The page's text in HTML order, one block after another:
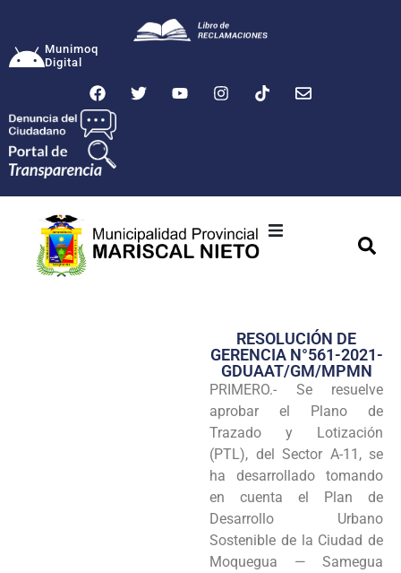
Munimoq
Digital
Transparencia
Seguridad
Programas
Intranet
RESOLUCIÓN DE
GERENCIA N°561-2021-
GDUAAT/GM/MPMN
PRIMERO.- Se resuelve
aprobar el Plano de
Trazado y Lotización
(PTL), del Sector A-11, se
ha desarrollado tomando
en cuenta el Plan de
Desarrollo Urbano
Sostenible de la Ciudad de
Moquegua — Samegua